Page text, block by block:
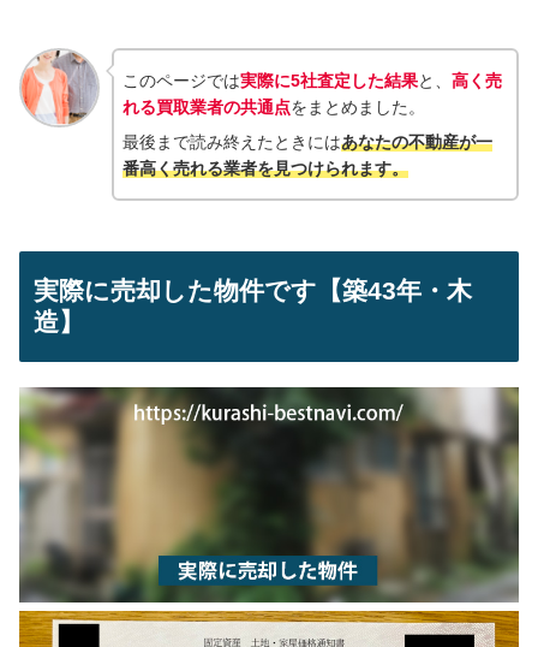
このページでは実際に5社査定した結果と、 高く売
れる買取業者の共通点をまとめました。
最後まで読み終えたときにはあなたの不動産が一
番高く売れる業者を見つけられます。
実際に売却した物件です【築43年・木
造】